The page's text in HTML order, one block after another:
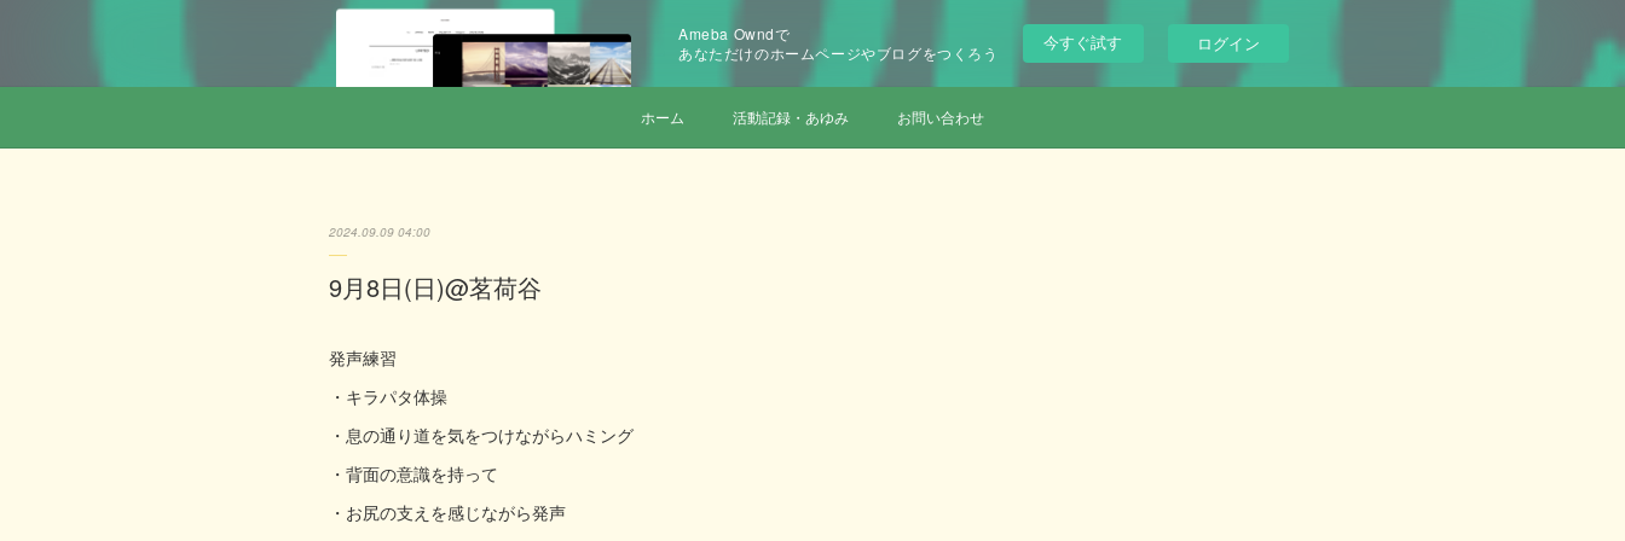
Ameba Owndで
あなただけのホームページやブログをつくろう
今すぐ試す ログイン
ホーム 活動記録・あゆみ お問い合わせ
2024.09.09 04:00
9月8日(日)@茗荷谷
発声練習
・キラパタ体操
・息の通り道を気をつけながらハミング
・背面の意識を持って
・お尻の支えを感じながら発声